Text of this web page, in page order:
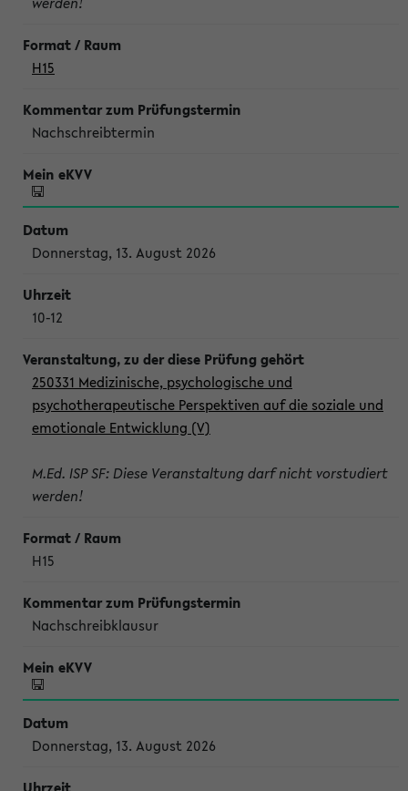
H15
Nachschreibtermin
Donnerstag, 13. August 2026
10-12
250331 Medizinische, psychologische und
psychotherapeutische Perspektiven auf die soziale und
emotionale Entwicklung (V)
M.Ed. ISP SF: Diese Veranstaltung darf nicht vorstudiert
werden!
H15
Nachschreibklausur
Donnerstag, 13. August 2026